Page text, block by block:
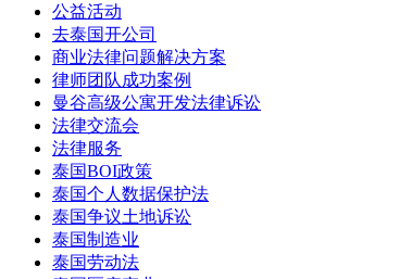
公益活动
去泰国开公司
商业法律问题解决方案
律师团队成功案例
曼谷高级公寓开发法律诉讼
法律交流会
法律服务
泰国BOI政策
泰国个人数据保护法
泰国争议土地诉讼
泰国制造业
泰国劳动法